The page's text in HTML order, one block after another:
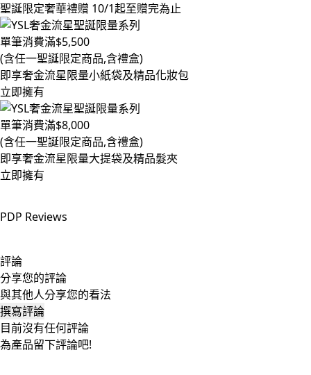
聖誕限定奢華禮贈 10/1起至贈完為止
單筆消費滿$5,500
(含任一聖誕限定商品,含禮盒)
即享奢金流星限量小紙袋及精品化妝包
立即擁有
單筆消費滿$8,000
(含任一聖誕限定商品,含禮盒)
即享奢金流星限量大提袋及精品髮夾
立即擁有
PDP Reviews
評論
分享您的評論
與其他人分享您的看法
撰寫評論
目前沒有任何評論
為產品留下評論吧!